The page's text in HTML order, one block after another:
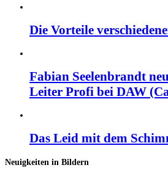
Die Vorteile
Fabian Seelenbrandt
Leiter Profi bei DAW
Das Leid mit dem
Neuigkeiten in Bildern